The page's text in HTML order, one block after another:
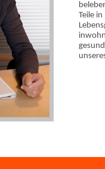
Teile